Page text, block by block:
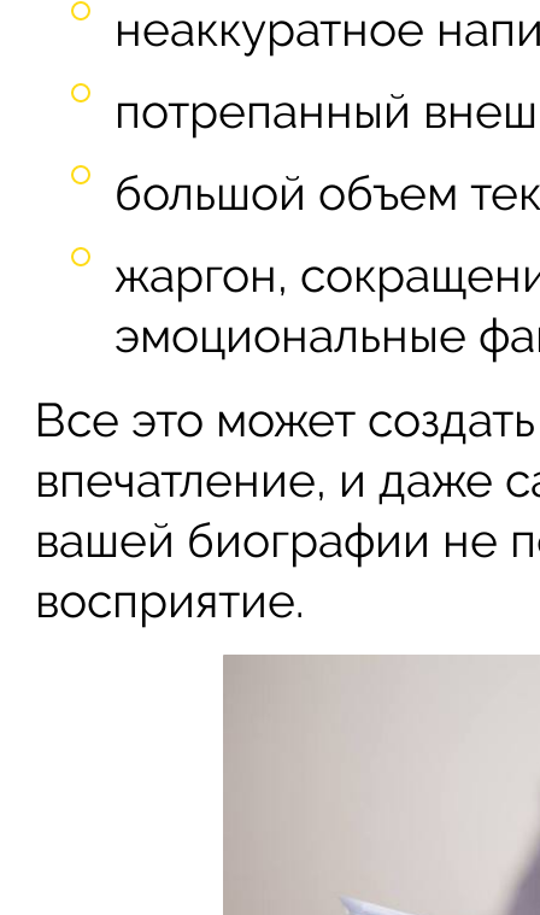
неаккуратное
потрепанный
большой объем
жаргон,
эмоциональные
Все это может
впечатление, и даже
вашей биографии не
восприятие.